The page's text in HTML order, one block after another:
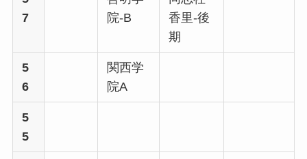
7
院-B
香里-後
期
5
6
関西学
院A
5
5